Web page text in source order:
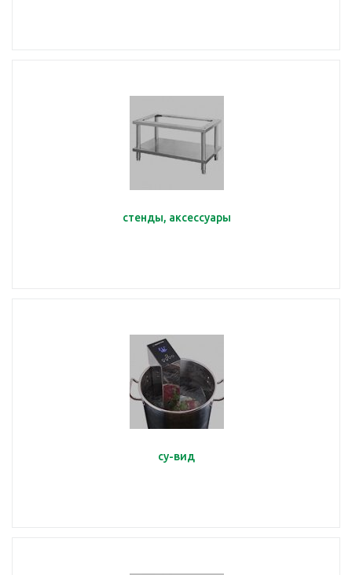
стенды, аксессуары
су-вид